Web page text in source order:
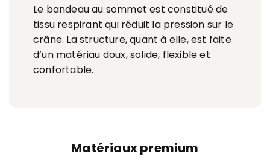
Le bandeau au sommet est constitué de
tissu respirant qui réduit la pression sur le
crâne. La structure, quant à elle, est faite
d’un matériau doux, solide, flexible et
confortable.
Matériaux premium